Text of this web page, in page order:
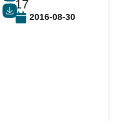
2016-08-30
17